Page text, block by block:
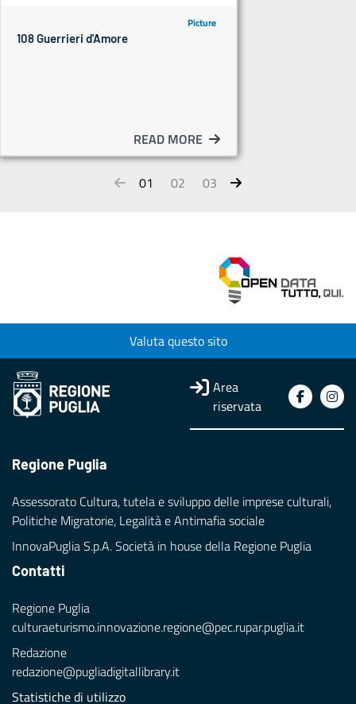
Picture
108 Guerrieri d'Amore
READ MORE
01 02 03
Valuta questo sito
Area
riservata
Regione Puglia
Assessorato Cultura, tutela e sviluppo delle imprese culturali,
Politiche Migratorie, Legalità e Antimafia sociale
InnovaPuglia S.p.A. Società in house della Regione Puglia
Contatti
Regione Puglia
culturaeturismo.innovazione.regione@pec.rupar.puglia.it
Redazione
redazione@pugliadigitallibrary.it
Statistiche di utilizzo